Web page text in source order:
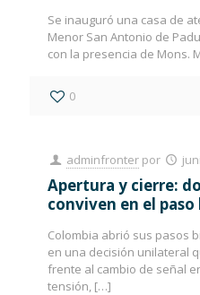
Se inauguró una casa de
Menor San Antonio de
con la presencia de Mons.
0
adminfronter por
Apertura y cierre:
conviven en el
Colombia abrió sus pasos
en una decisión unilateral
frente al cambio de señal
tensión, […]